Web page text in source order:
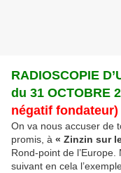
RADIOSCOPIE
du 31 OCTOBRE
négatif fondateur)
On va nous accuser de
promis, à « Zinzin sur
Rond-point de
suivant en cela